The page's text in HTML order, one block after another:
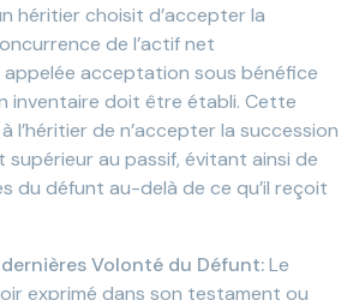
héritier choisit d’accepter la
de l’actif net
appelée acceptation sous bénéfice
inventaire doit être établi. Cette
l’héritier de n’accepter la succession
supérieur au passif, évitant ainsi de
du défunt au-delà de ce qu’il reçoit
Volonté du Défunt:Le
exprimé dans son testament ou